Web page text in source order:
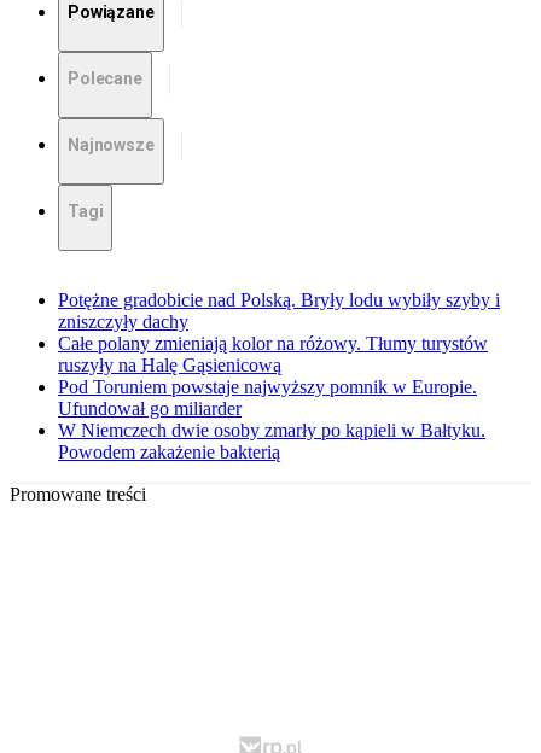
Powiązane
Polecane
Najnowsze
Tagi
Potężne gradobicie nad Polską. Bryły lodu wybiły szyby i
zniszczyły dachy
Całe polany zmieniają kolor na różowy. Tłumy turystów
ruszyły na Halę Gąsienicową
Pod Toruniem powstaje najwyższy pomnik w Europie.
Ufundował go miliarder
W Niemczech dwie osoby zmarły po kąpieli w Bałtyku.
Powodem zakażenie bakterią
Promowane treści